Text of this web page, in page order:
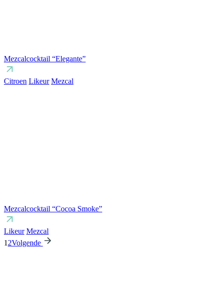
Mezcalcocktail “Elegante”
Citroen Likeur Mezcal
Mezcalcocktail “Cocoa Smoke”
Likeur Mezcal
1 2Volgende